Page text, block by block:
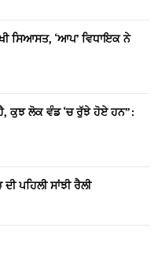
ਸਿਆਸਤ, ‘ਆਪ’ ਵਿਧਾਇਕ ਨੇ
ਕੁਝ ਲੋਕ ਵੰਡ ‘ਚ ਰੁੱਝੇ ਹੋਏ ਹਨ”:
ਪਹਿਲੀ ਸਾਂਝੀ ਰੈਲੀ